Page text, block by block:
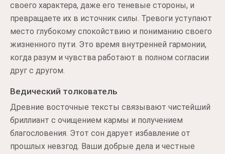
своего характера, даже его теневые стороны, и
превращаете их в источник силы. Тревоги уступают
место глубокому спокойствию и пониманию своего
жизненного пути. Это время внутренней гармонии,
когда разум и чувства работают в полном согласии
друг с другом.
Ведический толкователь
Древние восточные тексты связывают чистейший
бриллиант с очищением кармы и получением
благословения. Этот сон дарует избавление от
прошлых невзгод. Ваши добрые дела и честные